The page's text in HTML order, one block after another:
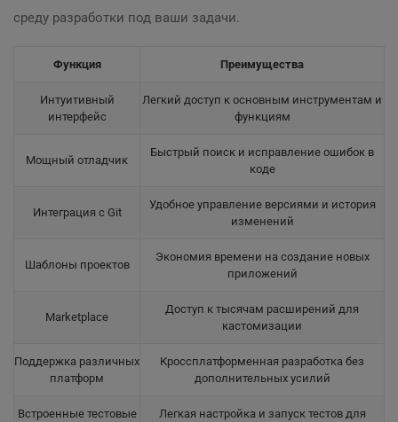
среду разработки под ваши задачи.
Функция Преимущества
Интуитивный
интерфейс
Легкий доступ к основным инструментам и
функциям
Мощный отладчик
Быстрый поиск и исправление ошибок в
коде
Интеграция с Git
Удобное управление версиями и история
изменений
Шаблоны проектов
Экономия времени на создание новых
приложений
Marketplace
Доступ к тысячам расширений для
кастомизации
Поддержка различных
платформ
Кроссплатформенная разработка без
дополнительных усилий
Встроенные тестовые
Легкая настройка и запуск тестов для